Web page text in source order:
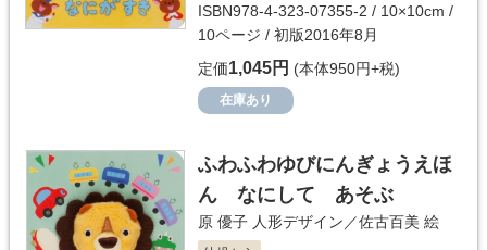
ISBN978-4-323-07355-2 / 10×10cm /
10ページ / 初版2016年8月
定価1,045円 (本体950円+税)
在庫あり
ふわふわゆびにんぎょうえほ
ん なにして あそぶ
原 優子 人形デザイン／佐古百美 絵